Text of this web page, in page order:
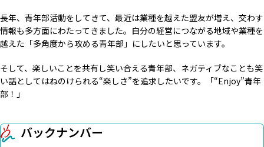
長年、青年部活動をしてきて、最近は業種を越えた盟友が増え、交わす
情報も多方面にわたってきました。自分の経営につながる地域や業種を
越えた「多角度から攻める青年部」にしたいと思っています。
そして、楽しいことを共有し笑い合える青年部、ネガティブなことも笑
い話としてはねのけられる“楽しさ”を追求したいです。「“Enjoy”青年
部！」
バックナンバー